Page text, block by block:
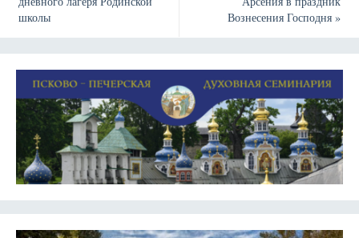
школы
Вознесения Господня»